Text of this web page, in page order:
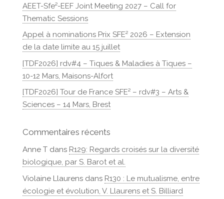
AEET-Sfe²-EEF Joint Meeting 2027 – Call for
Thematic Sessions
Appel à nominations Prix SFE² 2026 – Extension
de la date limite au 15 juillet
[TDF2026] rdv#4 – Tiques & Maladies à Tiques –
10-12 Mars, Maisons-Alfort
[TDF2026] Tour de France SFE² – rdv#3 – Arts &
Sciences – 14 Mars, Brest
Commentaires récents
Anne Tdans R129: Regards croisés sur la diversité
biologique, par S. Barot et al.
Violaine Llaurensdans R130 : Le mutualisme, entre
écologie et évolution, V. Llaurens et S. Billiard